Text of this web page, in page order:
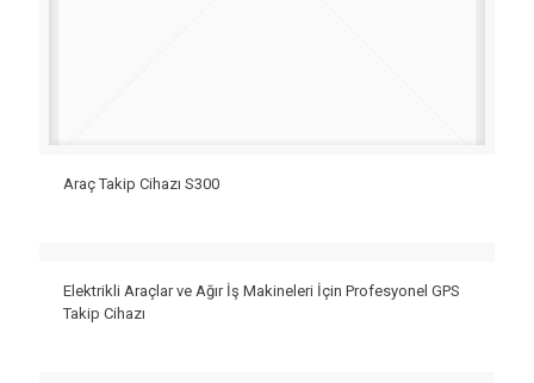
Araç Takip Cihazı S300
Elektrikli Araçlar ve Ağır İş Makineleri İçin Profesyonel GPS
Takip Cihazı